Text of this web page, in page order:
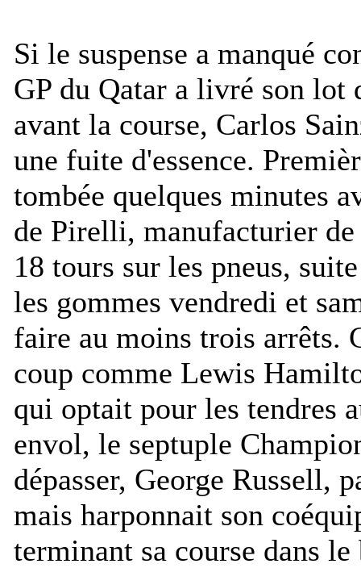
Si le suspense a manqué
GP du Qatar a livré son lot
avant la course, Carlos
une fuite d'essence.
tombée quelques minutes
de Pirelli, manufacturier
18 tours sur les pneus,
les gommes vendredi et
faire au moins trois arrêts.
coup comme Lewis
qui optait pour les tendres
envol, le septuple
dépasser, George Russell,
mais harponnait son
terminant sa course dans